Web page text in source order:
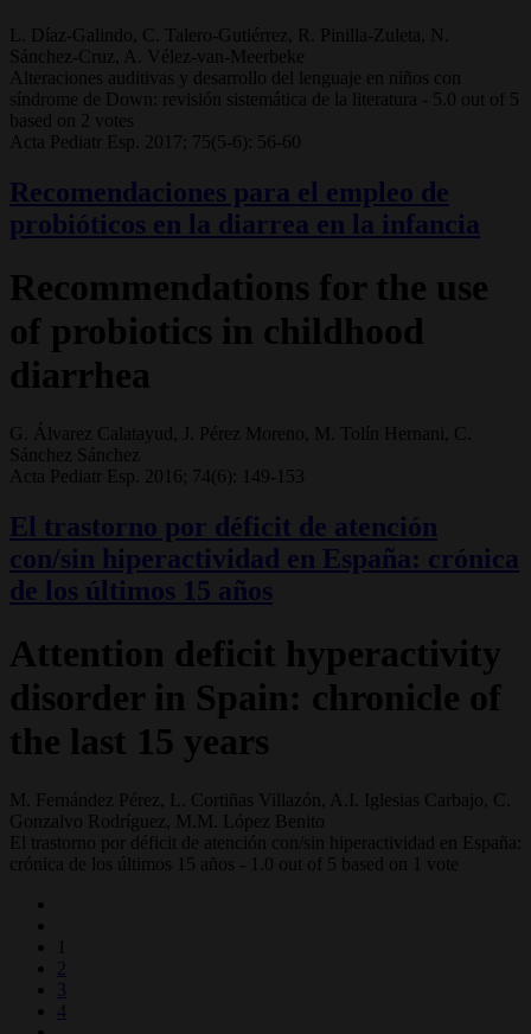
L. Díaz-Galindo, C. Talero-Gutiérrez, R. Pinilla-Zuleta, N.
Sánchez-Cruz, A. Vélez-van-Meerbeke
Alteraciones auditivas y desarrollo del lenguaje en niños con
síndrome de Down: revisión sistemática de la literatura - 5.0 out of 5
based on
2 votes
Acta Pediatr Esp. 2017; 75(5-6): 56-60
Recomendaciones para el empleo de
probióticos en la diarrea en la infancia
Recommendations for the use
of probiotics in childhood
diarrhea
G. Álvarez Calatayud, J. Pérez Moreno, M. Tolín Hernani, C.
Sánchez Sánchez
Acta Pediatr Esp. 2016; 74(6): 149-153
El trastorno por déficit de atención
con/sin hiperactividad en España: crónica
de los últimos 15 años
Attention deficit hyperactivity
disorder in Spain: chronicle of
the last 15 years
M. Fernández Pérez, L. Cortiñas Villazón, A.I. Iglesias Carbajo, C.
Gonzalvo Rodríguez, M.M. López Benito
El trastorno por déficit de atención con/sin hiperactividad en España:
crónica de los últimos 15 años - 1.0 out of 5 based on 1 vote
1
2
3
4